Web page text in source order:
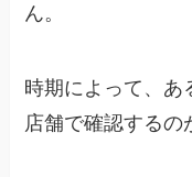
ん。
時期によって、あ
店舗で確認するの